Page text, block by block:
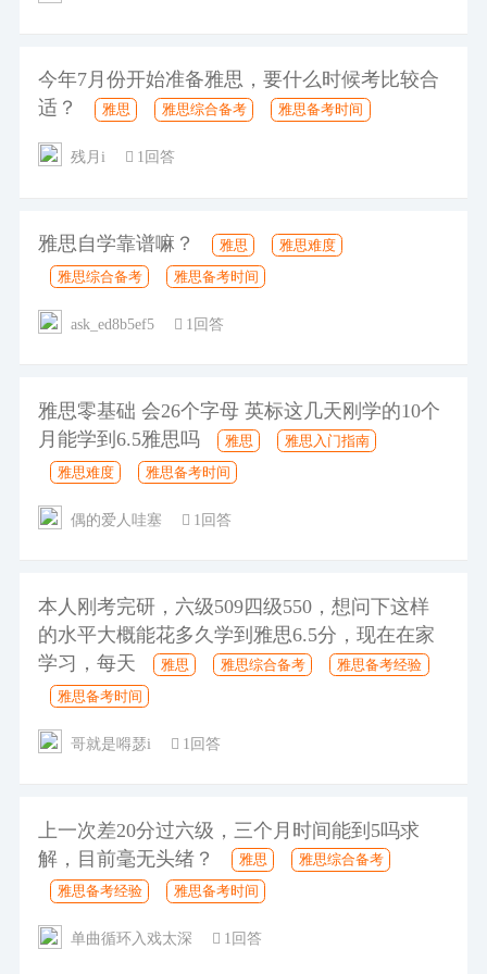
今年7月份开始准备雅思，要什么时候考比较合
适？
雅思 雅思综合备考 雅思备考时间
残月i 1回答
雅思自学靠谱嘛？ 雅思
雅思难度
雅思综合备考
雅思备考时间
ask_ed8b5ef5 1回答
雅思零基础 会26个字母 英标这几天刚学的10个
月能学到6.5雅思吗
雅思
雅思入门指南
雅思难度
雅思备考时间
偶的爱人哇塞 1回答
本人刚考完研，六级509四级550，想问下这样
的水平大概能花多久学到雅思6.5分，现在在家
学习，每天
雅思 雅思综合备考
雅思备考经验
雅思备考时间
哥就是嘚瑟i 1回答
上一次差20分过六级，三个月时间能到5吗求
解，目前毫无头绪？
雅思
雅思综合备考
雅思备考经验
雅思备考时间
单曲循环入戏太深 1回答